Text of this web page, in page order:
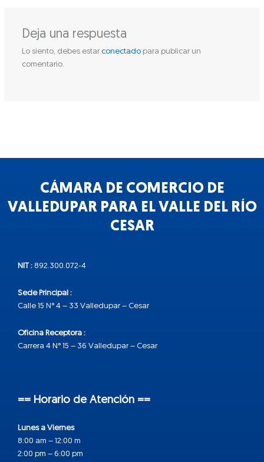
Deja una respuesta
Lo siento, debes estar conectadopara publicar un
comentario.
CÁMARA DE COMERCIO DE
VALLEDUPAR PARA EL VALLE DEL RÍO
CESAR
NIT : 892.300.072-4
Sede Principal :
Calle 15 N° 4 – 33 Valledupar – Cesar
Oficina Receptora :
Carrera 4 N° 15 – 36 Valledupar – Cesar
== Horario de Atención ==
Lunes a Viernes
8:00 am – 12:00 m
2:00 pm – 6:00 pm